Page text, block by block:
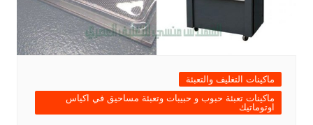
ماكينات التغليف والتعبئة
ماكينات تعبئة حبوب و حبيبات وتعبئة مساحيق في اكياس
اوتوماتيك